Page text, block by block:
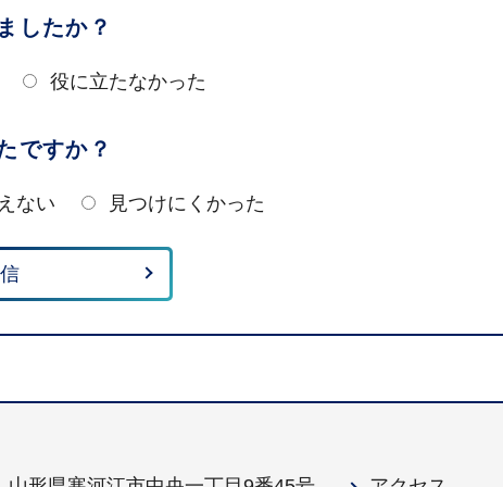
したか？
役に立たなかった
ですか？
ない 見つけにくかった